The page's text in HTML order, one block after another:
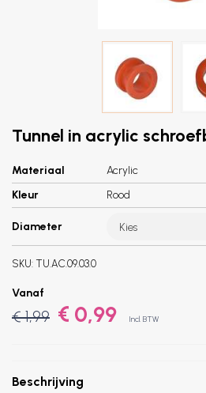
Tunnel in acrylic
Materiaal
Acrylic
Kleur
Rood
Diameter Kies
SKU: TU.AC.09.03.0
Vanaf
€ 1,99 € 0,99 Incl. BTW
Beschrijving